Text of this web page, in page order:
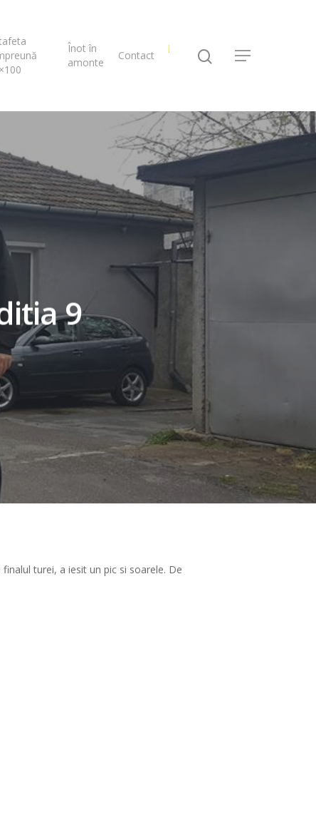
Înot în
amonte
Contact
9
turei, a iesit un pic si soarele. De